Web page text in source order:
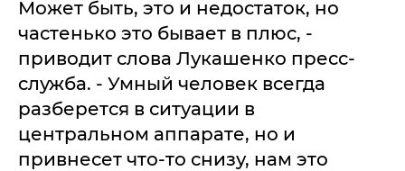
Может быть, это и недостаток, но
частенько это бывает в плюс, -
приводит слова Лукашенко пресс-
служба. - Умный человек всегда
разберется в ситуации в
центральном аппарате, но и
привнесет что-то снизу, нам это